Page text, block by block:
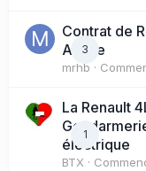
3
Contrat de
Active
mrhb ·
1
La Renault
électrique
BTX ·